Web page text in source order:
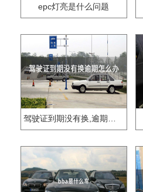
epc灯亮是什么问题
驾驶证到期没有换,逾期怎么办??